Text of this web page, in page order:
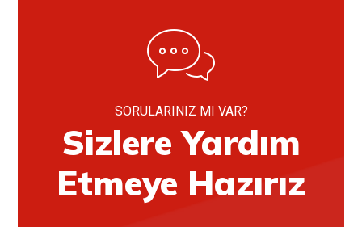
SORULARINIZ MI VAR?
Sizlere Yardım
Etmeye Hazırız